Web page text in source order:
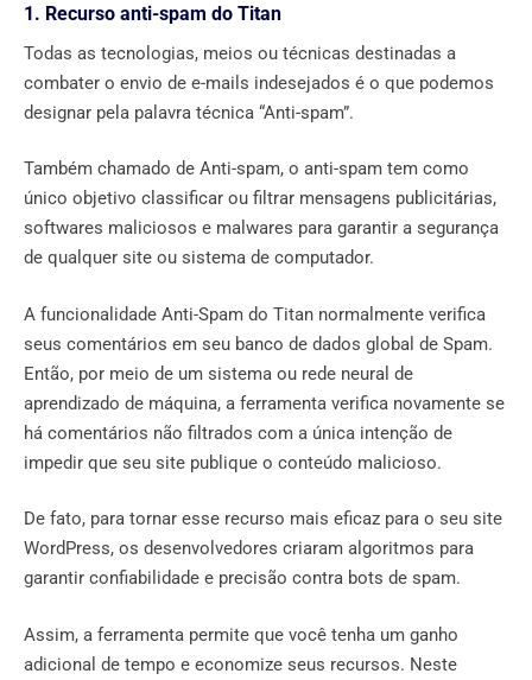
1. Recurso anti-spam do Titan
Todas as tecnologias, meios ou técnicas destinadas a
combater o envio de e-mails indesejados é o que podemos
designar pela palavra técnica “Anti-spam”.
Também chamado de Anti-spam, o anti-spam tem como
único objetivo classificar ou filtrar mensagens publicitárias,
softwares maliciosos e malwares para garantir a segurança
de qualquer site ou sistema de computador.
A funcionalidade Anti-Spam do Titan normalmente verifica
seus comentários em seu banco de dados global de Spam.
Então, por meio de um sistema ou rede neural de
aprendizado de máquina, a ferramenta verifica novamente se
há comentários não filtrados com a única intenção de
impedir que seu site publique o conteúdo malicioso.
De fato, para tornar esse recurso mais eficaz para o seu site
WordPress, os desenvolvedores criaram algoritmos para
garantir confiabilidade e precisão contra bots de spam.
Assim, a ferramenta permite que você tenha um ganho
adicional de tempo e economize seus recursos. Neste